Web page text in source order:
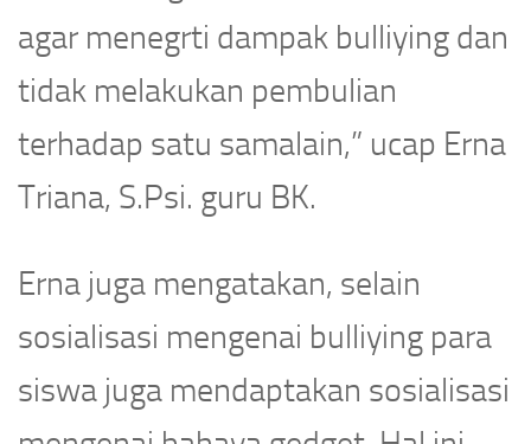
agar menegrti dampak bulliying dan
tidak melakukan pembulian
terhadap satu samalain,” ucap Erna
Triana, S.Psi. guru BK.
Erna juga mengatakan, selain
sosialisasi mengenai bulliying para
siswa juga mendaptakan sosialisasi